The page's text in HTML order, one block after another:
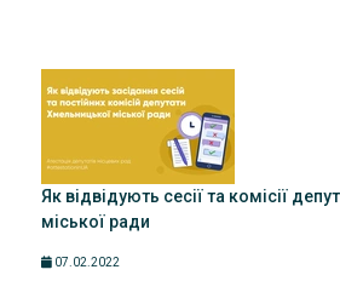
Як відвідують сесії та комісії
міської ради
07.02.2022